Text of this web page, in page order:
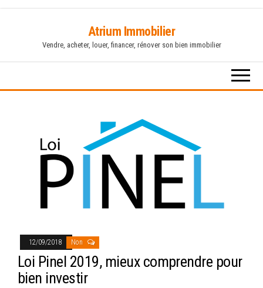
content
Atrium Immobilier
Vendre, acheter, louer, financer, rénover son bien immobilier
12/09/2018 Non
Loi Pinel 2019, mieux comprendre pour
bien investir